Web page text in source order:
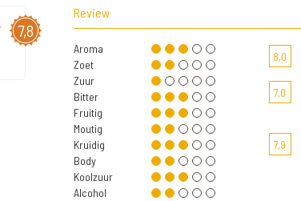
7,8
Review
Aroma
Zoet
Zuur
Bitter
Fruitig
Moutig
Kruidig
Body
Koolzuur
Alcohol
8,0
7,0
7,9